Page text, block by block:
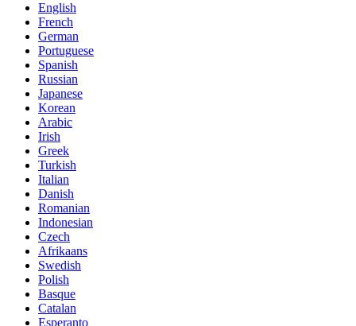
English
French
German
Portuguese
Spanish
Russian
Japanese
Korean
Arabic
Irish
Greek
Turkish
Italian
Danish
Romanian
Indonesian
Czech
Afrikaans
Swedish
Polish
Basque
Catalan
Esperanto